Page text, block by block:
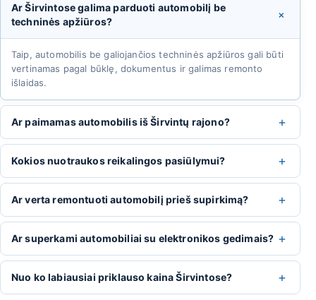
Ar Širvintose galima parduoti automobilį be
techninės apžiūros?
+
Taip, automobilis be galiojančios techninės apžiūros gali būti
vertinamas pagal būklę, dokumentus ir galimas remonto
išlaidas.
Ar paimamas automobilis iš Širvintų rajono? +
Kokios nuotraukos reikalingos pasiūlymui? +
Ar verta remontuoti automobilį prieš supirkimą? +
Ar superkami automobiliai su elektronikos gedimais? +
Nuo ko labiausiai priklauso kaina Širvintose? +